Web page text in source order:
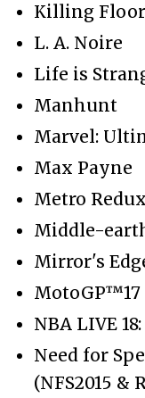
Killing
L. A. Noire
Life is
Manhunt
Marvel:
Max Payne
Metro Redux
Middle-
Mirror's
MotoGP™17
NBA LIVE
Need for
(NFS2015 &